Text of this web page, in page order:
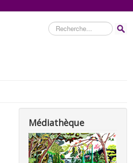
Rechercher
Médiathèque